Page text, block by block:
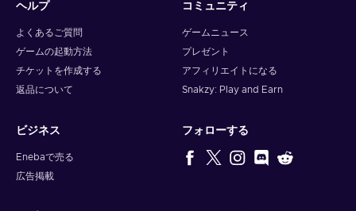
ヘルプ
よくあるご質問
ゲームの起動方法
チケットを作成する
返品について
コミュニティ
ゲームニュース
プレゼント
アフィリエイトになる
Snakzy: Play and Earn
ビジネス
Enebaで売る
広告掲載
フォローする